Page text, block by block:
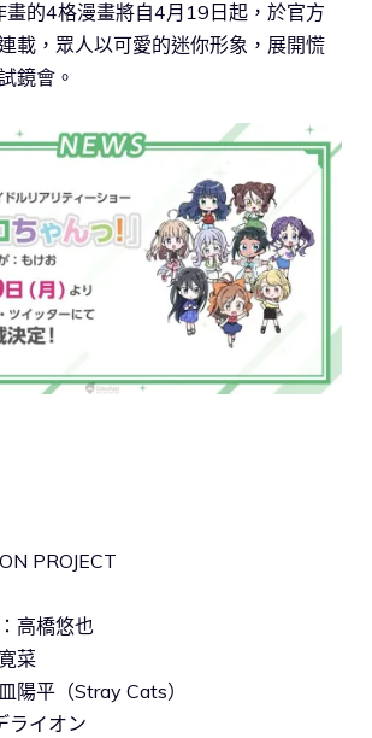
畫的4格漫畫將自4月19日起，於官方
載，眾人以可愛的迷你形象，展開慌
鏡會。
PROJECT
高橋悠也
菜
陽平（Stray Cats）
ライオン